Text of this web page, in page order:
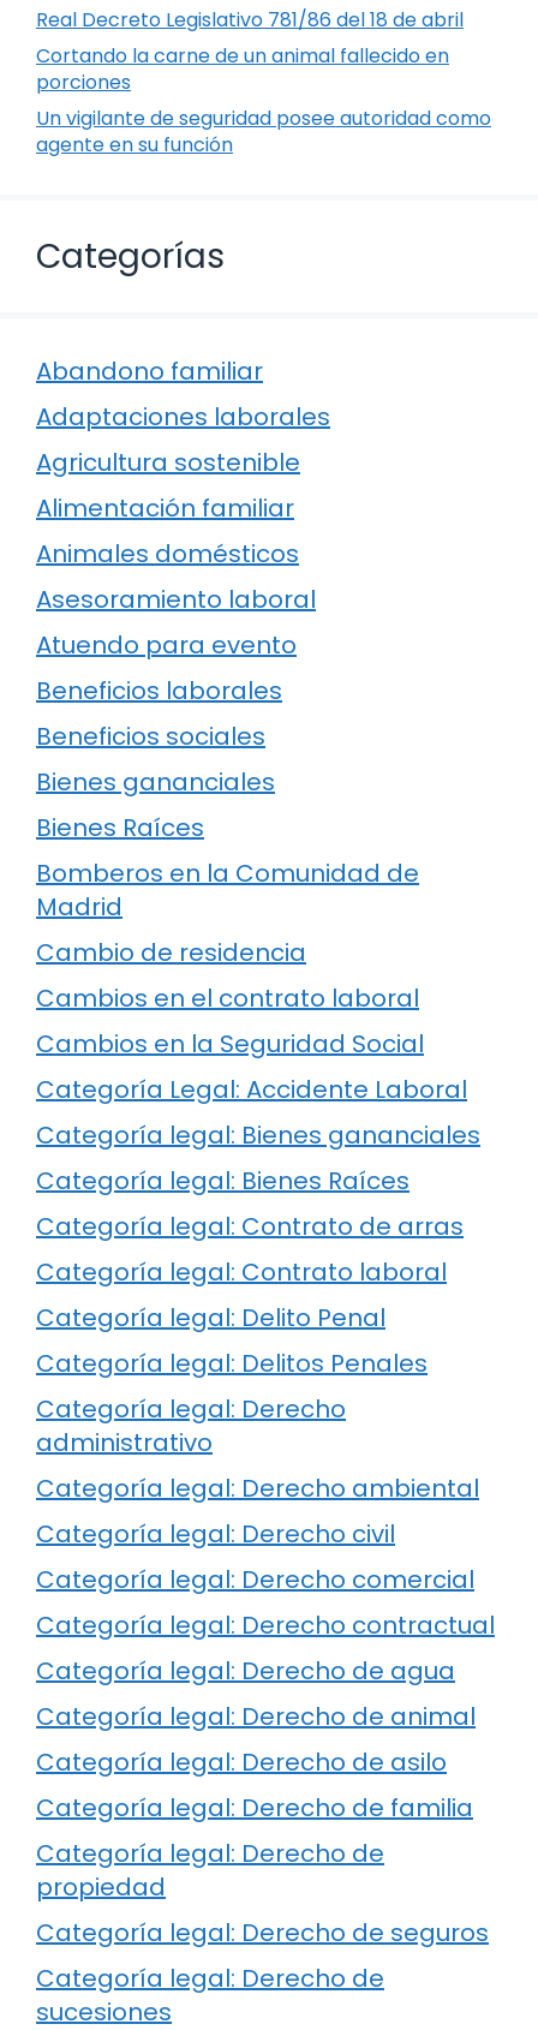
Real Decreto Legislativo 781/86 del 18 de abril
Cortando la carne de un animal fallecido en
porciones
Un vigilante de seguridad posee autoridad como
agente en su función
Categorías
Abandono familiar
Adaptaciones laborales
Agricultura sostenible
Alimentación familiar
Animales domésticos
Asesoramiento laboral
Atuendo para evento
Beneficios laborales
Beneficios sociales
Bienes gananciales
Bienes Raíces
Bomberos en la Comunidad de
Madrid
Cambio de residencia
Cambios en el contrato laboral
Cambios en la Seguridad Social
Categoría Legal: Accidente Laboral
Categoría legal: Bienes gananciales
Categoría legal: Bienes Raíces
Categoría legal: Contrato de arras
Categoría legal: Contrato laboral
Categoría legal: Delito Penal
Categoría legal: Delitos Penales
Categoría legal: Derecho
administrativo
Categoría legal: Derecho ambiental
Categoría legal: Derecho civil
Categoría legal: Derecho comercial
Categoría legal: Derecho contractual
Categoría legal: Derecho de agua
Categoría legal: Derecho de animal
Categoría legal: Derecho de asilo
Categoría legal: Derecho de familia
Categoría legal: Derecho de
propiedad
Categoría legal: Derecho de seguros
Categoría legal: Derecho de
sucesiones